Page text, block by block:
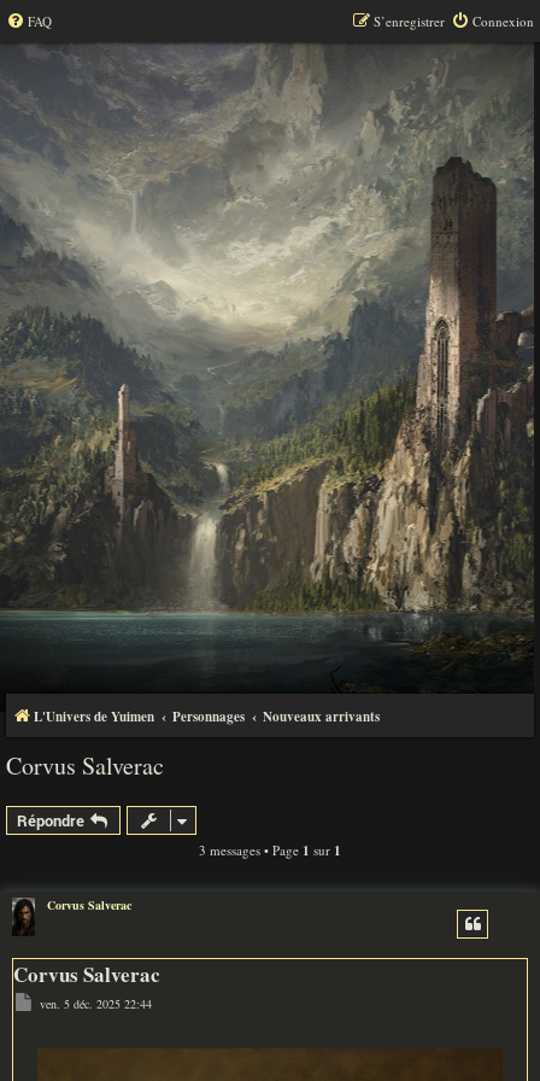
FAQ Connexion
S’enregistrer
L'Univers de Yuimen Personnages Nouveaux arrivants
Corvus Salverac
Répondre
3 messages • Page 1 sur 1
Corvus Salverac
Corvus Salverac
M
ven. 5 déc. 2025 22:44